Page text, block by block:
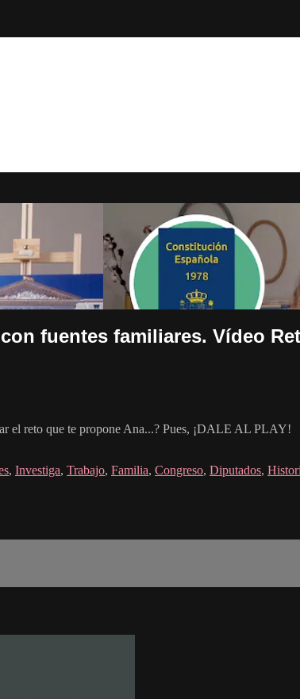
fuentes familiares. Vídeo
el reto que te propone Ana...? Pues, ¡DALE AL PLAY!
, Investiga, Trabajo, Familia, Congreso, Diputados,